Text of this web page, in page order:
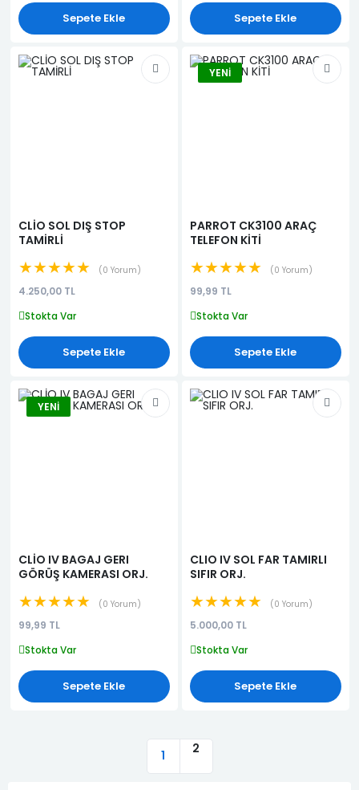
Sepete Ekle Sepete Ekle
CLİO SOL DIŞ STOP
TAMİRLİ
★★★★★ 0 Yorum
4.250,00 TL
Stokta Var
Sepete Ekle
YENI
PARROT CK3100 ARAÇ
TELEFON KİTİ
★★★★★ 0 Yorum
99,99 TL
Stokta Var
Sepete Ekle
YENI
CLİO IV BAGAJ GERI
GÖRÜŞ KAMERASI ORJ.
★★★★★ 0 Yorum
99,99 TL
Stokta Var
Sepete Ekle
CLIO IV SOL FAR TAMIRLI
SIFIR ORJ.
★★★★★ 0 Yorum
5.000,00 TL
Stokta Var
Sepete Ekle
1 2